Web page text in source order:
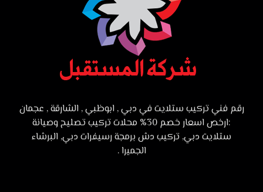
رقم فني تركيب ستلايت في دبي , ابوظبي , الشارقة , عجمان
:ارخص اسعار خصم 30% محلات تركيب تصليح وصيانة
ستلايت دبي, تركيب دش برمجة رسيفرات دبي, البرشاء
الجميرا .